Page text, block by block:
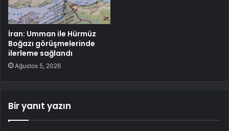
İran: Umman ile Hürmüz
Boğazı görüşmelerinde
ilerleme sağlandı
Ağustos 5, 2026
Bir yanıt yazın